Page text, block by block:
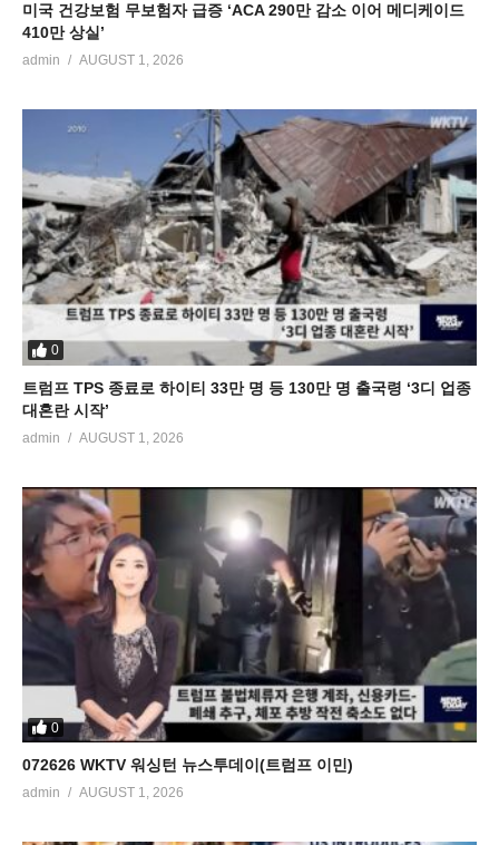
미국 건강보험 무보험자 급증 ‘ACA 290만 감소 이어 메디케이드
410만 상실’
admin AUGUST 1, 2026
0
트럼프 TPS 종료로 하이티 33만 명 등 130만 명 출국령 ‘3디 업종
대혼란 시작’
admin AUGUST 1, 2026
0
072626 WKTV 워싱턴 뉴스투데이(트럼프 이민)
admin AUGUST 1, 2026